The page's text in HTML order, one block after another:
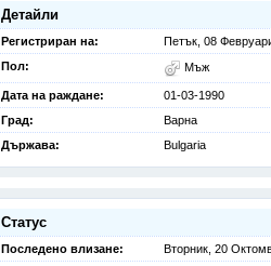
Детайли
Регистриран на:
Петък, 08
Пол:
Мъж
Дата на раждане:
01-03-1990
Град:
Варна
Държава:
Bulgaria
Статус
Последено влизане:
Вторник, 20